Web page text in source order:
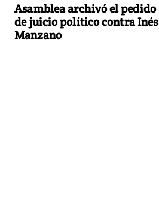
Asamblea archivó el pedido
de juicio político contra Inés
Manzano